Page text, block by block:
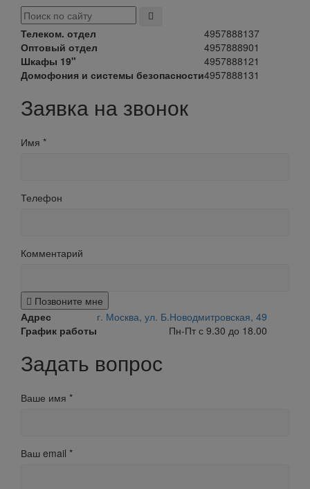
Телеком. отдел
4957888137
Оптовый отдел
4957888901
Шкафы 19"
4957888121
Домофония и системы безопасности4957888131
Заявка на звонок
Имя *
Телефон
Комментарий
Позвоните мне
Адрес
г. Москва, ул. Б.Новодмитровская, 49
График работы
Пн-Пт с 9.30 до 18.00
Задать вопрос
Ваше имя *
Ваш email *